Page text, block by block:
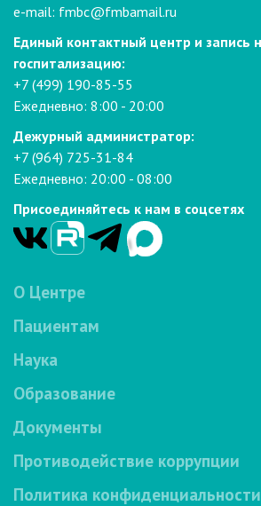
e-mail: fmbc@fmbamail.ru
Единый контактный центр и запись
госпитализацию:
+7 (499) 190-85-55
Ежедневно: 8:00 - 20:00
Дежурный администратор:
+7 (964) 725-31-84
Ежедневно: 20:00 - 08:00
Присоединяйтесь к нам в соцсетях
О Центре
Пациентам
Наука
Образование
Документы
Противодействие коррупции
Политика